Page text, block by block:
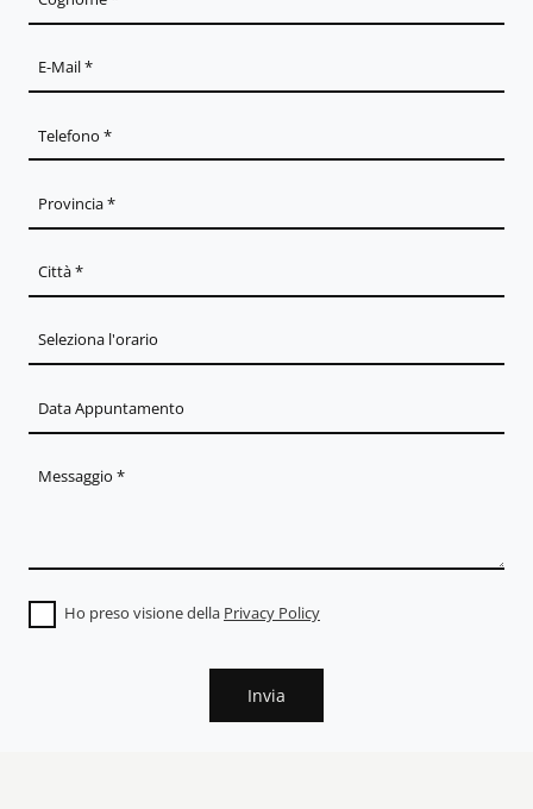
Ho preso visione della Privacy Policy
Invia